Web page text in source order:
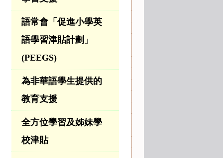
語常會「促進小學英
語學習津貼計劃」
(PEEGS)
為非華語學生提供的
教育支援
全方位學習及姊妹學
校津貼